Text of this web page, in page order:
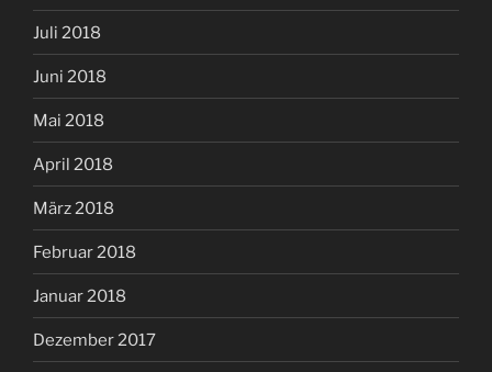
Juli 2018
Juni 2018
Mai 2018
April 2018
März 2018
Februar 2018
Januar 2018
Dezember 2017